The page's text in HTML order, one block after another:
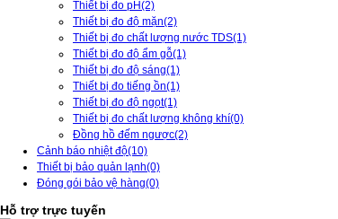
Thiết bị đo pH(2)
Thiết bị đo độ mặn(2)
Thiết bị đo chất lượng nước TDS(1)
Thiết bị đo độ ẩm gỗ(1)
Thiết bị đo độ sáng(1)
Thiết bị đo tiếng ồn(1)
Thiết bị đo độ ngọt(1)
Thiết bị đo chất lượng không khí(0)
Đồng hồ đếm ngược(2)
Cảnh báo nhiệt độ(10)
Thiết bị bảo quản lạnh(0)
Đóng gói bảo vệ hàng(0)
Hỗ trợ trực tuyến